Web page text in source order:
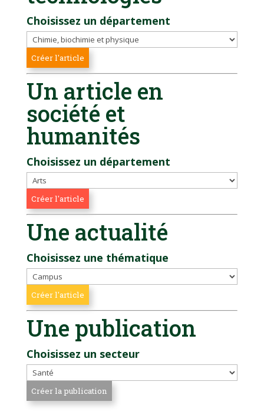
Choisissez un département
Un article en
société et
humanités
Choisissez un département
Une actualité
Choisissez une thématique
Une publication
Choisissez un secteur